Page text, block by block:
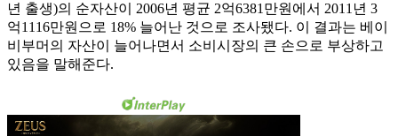
년 출생)의 순자산이 2006년 평균 2억6381만원에서 2011년 3
억1116만원으로 18% 늘어난 것으로 조사됐다. 이 결과는 베이
비부머의 자산이 늘어나면서 소비시장의 큰 손으로 부상하고
있음을 말해준다.